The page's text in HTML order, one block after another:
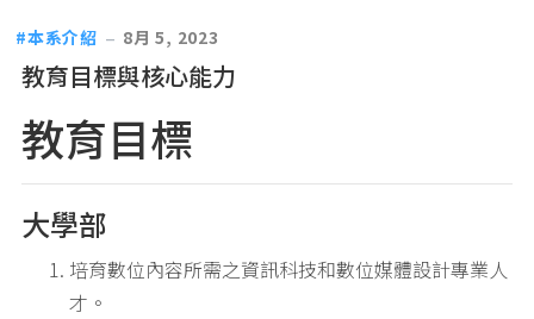
本系介紹 8月 5, 2023
教育目標與核心能力
教育目標
大學部
培育數位內容所需之資訊科技和數位媒體設計專業人
才。